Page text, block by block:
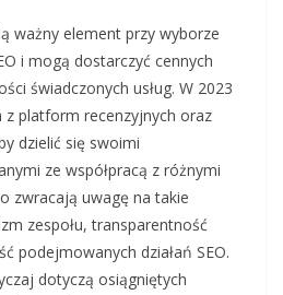
ważny element przy wyborze
i mogą dostarczyć cennych
świadczonych usług. W 2023
platform recenzyjnych oraz
dzielić się swoimi
ze współpracą z różnymi
zwracają uwagę na takie
zespołu, transparentność
podejmowanych działań SEO.
dotyczą osiągniętych